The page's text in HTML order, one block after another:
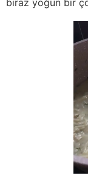
biraz yoğun bir